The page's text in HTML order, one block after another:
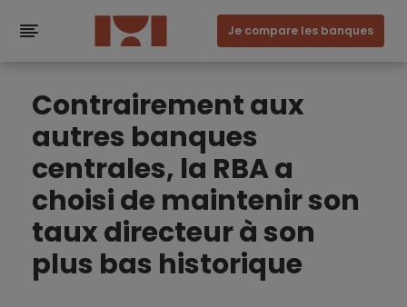
Je compare les banques
Contrairement aux
autres banques
centrales, la RBA a
choisi de maintenir son
taux directeur à son
plus bas historique